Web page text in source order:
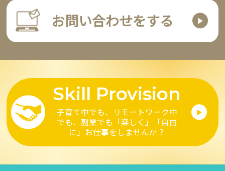
お問い合わせをする
Skill Provision
子育て中でも、リモートワーク中
でも、副業でも 「楽しく」「自由
に」お仕事をしませんか？